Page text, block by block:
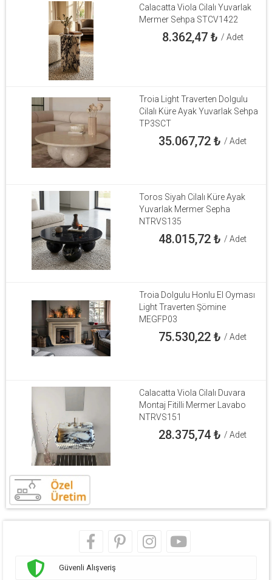
Calacatta Viola Cilalı Yuvarlak
Mermer Sehpa STCV1422
8.362,47₺ / Adet
Troia Light Traverten Dolgulu
Cilalı Küre Ayak Yuvarlak Sehpa
TP3SCT
35.067,72 ₺ / Adet
Toros Siyah Cilalı Küre Ayak
Yuvarlak Mermer Sepha
NTRVS135
48.015,72 ₺ / Adet
Troia Dolgulu Honlu El Oyması
Light Traverten Şömine
MEGFP03
75.530,22 ₺ / Adet
Calacatta Viola Cilalı Duvara
Montaj Fitilli Mermer Lavabo
NTRVS151
28.375,74 ₺ / Adet
Güvenli Alışveriş